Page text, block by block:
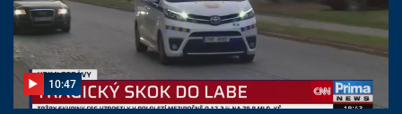
10:47